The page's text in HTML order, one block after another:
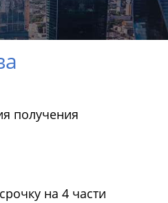
получения
на 4 части